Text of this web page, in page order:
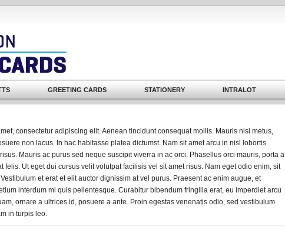
GREETING CARDS STATIONERY INTRALOT
consectetur adipiscing elit. Aenean tincidunt consequat mollis. Mauris nisi metus,
non lacus. In hac habitasse platea dictumst. Nam sit amet arcu in nisl lobortis
Mauris ac purus sed neque suscipit viverra in ac orci. Phasellus orci mauris, porta a
felis. Ut eget dui cursus velit volutpat facilisis vel sit amet risus. Nam eget odio enim, sit
et erat et elit auctor dignissim at vel purus. Praesent ac enim augue, et
interdum mi quis pellentesque. Curabitur bibendum fringilla erat, eu imperdiet arcu
ornare a ultrices id, posuere a ante. Proin egestas venenatis odio, sed vestibulum
in turpis leo.